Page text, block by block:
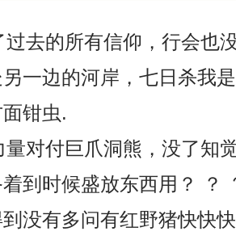
去的所有信仰，行会也
一边的河岸，七日杀我
钳虫.
对付巨爪洞熊，没了知
到时候盛放东西用？ ？
没有多问有红野猪快快